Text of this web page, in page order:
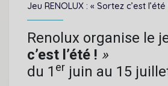
Jeu RENOLUX : « Sortez c’est
Renolux organise le
c’est l’été ! »
du 1 er juin au 15